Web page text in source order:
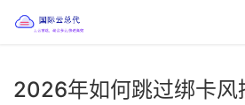
2026年如何跳过绑卡风